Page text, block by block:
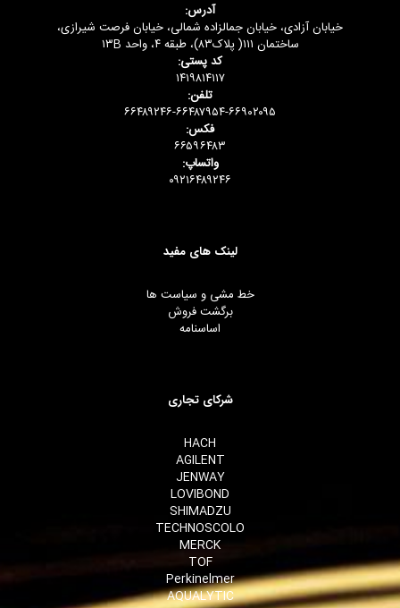
آدرس:
خیابان آزادی، خیابان جمالزاده شمالی، خیابان فرصت شیرازی،
ساختمان ۱۱۱( پلاک۸۳)، طبقه ۴، واحد ۱۳B
کد پستی:
۱۴۱۹۸۱۴۱۱۷
تلفن:
۶۶۴۸۹۲۴۶-۶۶۴۸۷۹۵۴-۶۶۹۰۲۰۹۵
فکس:
۶۶۵۹۶۴۸۳
واتساپ:
۰۹۲۱۶۴۸۹۲۴۶
لینک های مفید
خط مشی و سیاست ها
برگشت فروش
اساسنامه
شرکای تجاری
HACH
AGILENT
JENWAY
LOVIBOND
SHIMADZU
TECHNOSCOLO
MERCK
TOF
Perkinelmer
AQUALYTIC